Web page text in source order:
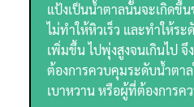
แป้งเป็นน้ำตาลนั้นจะเกิดขึ้
ไม่ทำให้หิวเร็ว และทำให้ร
เพิ่มขึ้น ไปพุ่งสูงจนเกินไป จึ
ต้องการควบคุมระดับน้ำตาล
เบาหวาน หรือผู้ที่ต้องการ